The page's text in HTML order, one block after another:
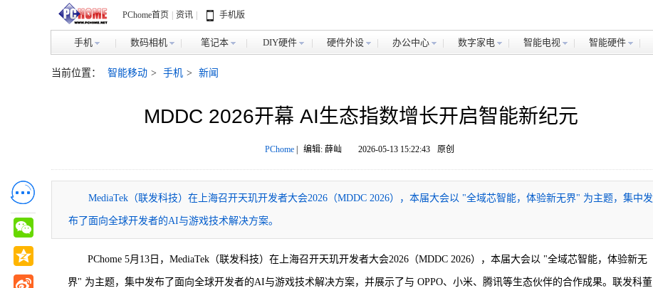
PChome首页 资讯 手机版
手机 数码相机 笔记本 DIY硬件 硬件外设 办公中心 数字家电 智能电视 智能硬件
当前位置： 智能移动 > 手机 > 新闻
MDDC 2026开幕 AI生态指数增长开启智能新纪元
PChome| 编辑: 薛屾 2026-05-13 15:22:43 原创
MediaTek（联发科技）在上海召开天玑开发者大会2026（MDDC 2026），本届大会以 "全域芯智能，体验新无界" 为主题，集中发
布了面向全球开发者的AI与游戏技术解决方案。
PChome 5月13日，MediaTek（联发科技）在上海召开天玑开发者大会2026（MDDC 2026），本届大会以 "全域芯智能，体验新无
界" 为主题，集中发布了面向全球开发者的AI与游戏技术解决方案，并展示了与 OPPO、小米、腾讯等生态伙伴的合作成果。联发科董